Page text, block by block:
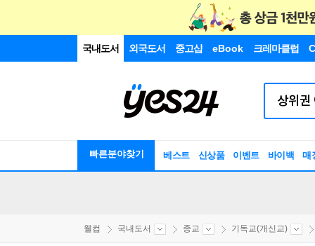
국내도서 외국도서 중고샵 eBook 크레마클럽
빠른분야찾기 베스트 신상품 이벤트 바이백 매
웰컴 국내도서 종교 기독교(개신교)